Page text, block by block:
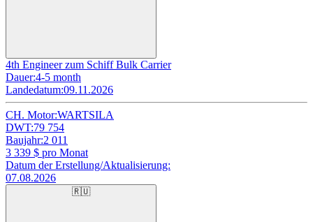
4th Engineer zum Schiff Bulk Carrier
Dauer:4-5 month
Landedatum:09.11.2026
CH. Motor:WARTSILA
DWT:79 754
Baujahr:2 011
3 339 $ pro Monat
Datum der Erstellung/Aktualisierung:
07.08.2026
🇷🇺